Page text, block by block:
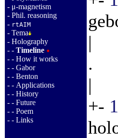
- μ-magnetism
- Phil. reasoning
- rtAIM
- Tema
- Holography
- - Timeline
- - How it works
- - Gabor
- - Benton
- - Applications
- - History
- - Future
- - Poem
- - Links
|
.
|
+-